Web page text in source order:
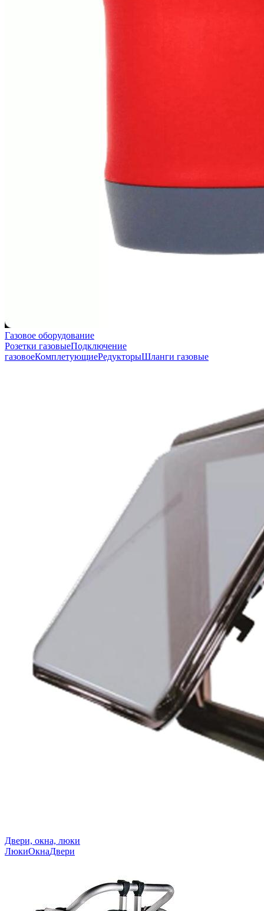
Газовое оборудование
Розетки газовыеПодключение
газовоеКомплетующиеРедукторыШланги газовые
Двери, окна, люки
ЛюкиОкнаДвери